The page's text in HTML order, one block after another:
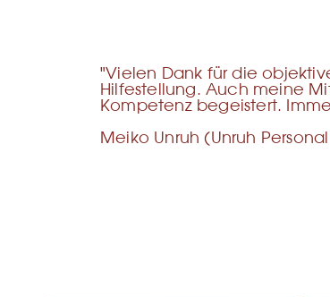
"Vielen Dank für die
Hilfestellung. Auch meine
Kompetenz begeistert.
Meiko Unruh (Unruh